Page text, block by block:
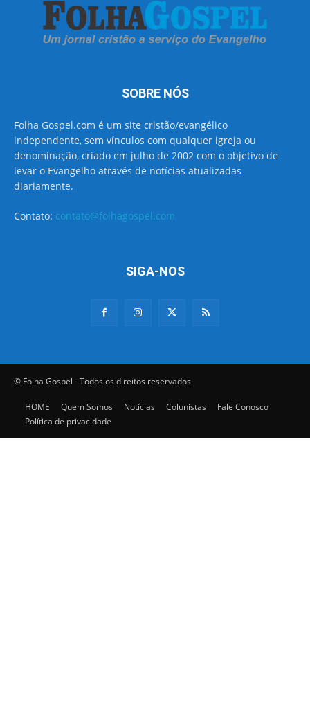
SOBRE NÓS
Folha Gospel.com é um site cristão/evangélico
independente, sem vínculos com qualquer igreja ou
denominação, criado em julho de 2002 com o objetivo de
levar o Evangelho através de notícias atualizadas
diariamente.
Contato: contato@folhagospel.com
SIGA-NOS
© Folha Gospel - Todos os direitos reservados
HOME Quem Somos Notícias Colunistas
Fale Conosco
Política de privacidade